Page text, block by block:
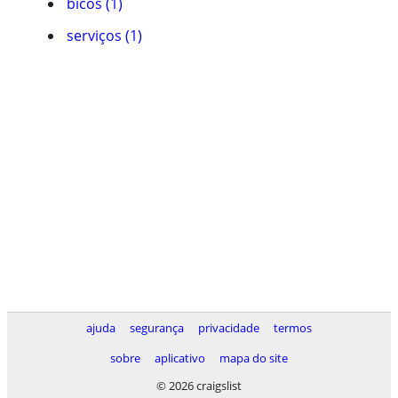
serviços (1)
ajuda segurança privacidade
termos
sobre
aplicativo
mapa do site
© 2026 craigslist